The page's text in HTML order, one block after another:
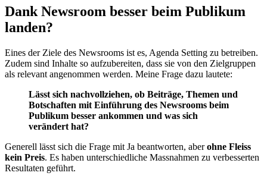
Dank Newsroom besser beim Publikum
landen?
Eines der Ziele des Newsrooms ist es, Agenda Setting zu betreiben.
Zudem sind Inhalte so aufzubereiten, dass sie von den Zielgruppen
als relevant angenommen werden. Meine Frage dazu lautete:
Lässt sich nachvollziehen, ob Beiträge, Themen und
Botschaften mit Einführung des Newsrooms beim
Publikum besser ankommen und was sich
verändert hat?
Generell lässt sich die Frage mit Ja beantworten, aberohne Fleiss
kein Preis. Es haben unterschiedliche Massnahmen zu verbesserten
Resultaten geführt.